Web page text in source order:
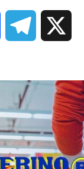
e
b
l
e
g